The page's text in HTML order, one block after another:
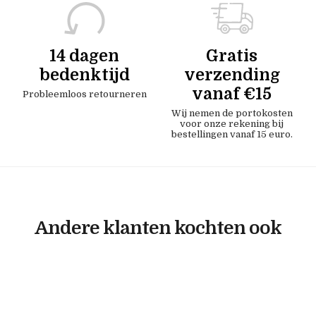
14 dagen
bedenktijd
Probleemloos retourneren
Gratis
verzending
vanaf €15
Wij nemen de portokosten
voor onze rekening bij
bestellingen vanaf 15 euro.
Andere klanten kochten ook